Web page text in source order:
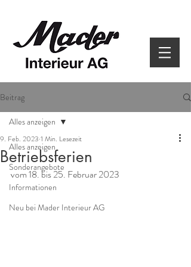
Beitrag
Alles anzeigen
Sonderangebote
Informationen
Neu bei Mader Interieur AG
Alles anzeigen
Betriebsferien
9. Feb. 2023 1 Min. Lesezeit
vom 18. bis 25. Februar 2023